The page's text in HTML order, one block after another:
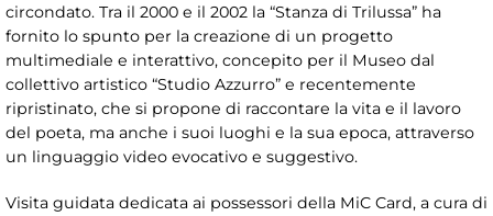
circondato. Tra il 2000 e il 2002 la “Stanza di Trilussa” ha
fornito lo spunto per la creazione di un progetto
multimediale e interattivo, concepito per il Museo dal
collettivo artistico “Studio Azzurro” e recentemente
ripristinato, che si propone di raccontare la vita e il lavoro
del poeta, ma anche i suoi luoghi e la sua epoca, attraverso
un linguaggio video evocativo e suggestivo.
Visita guidata dedicata ai possessori della MiC Card, a cura di